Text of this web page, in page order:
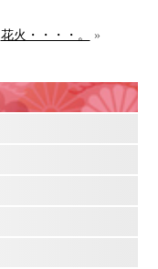
花火・・・・。 »